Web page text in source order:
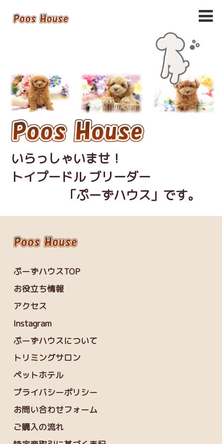
いらっしゃいませ！
トイプードル ブリーダー
「ぷーずハウス」です。
ぷーずハウスTOP
お役立ち情報
アクセス
Instagram
ぷーずハウスについて
トリミングサロン
ペットホテル
プライバシーポリシー
お問い合わせフォーム
ご購入の流れ